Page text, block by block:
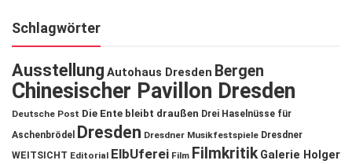
Schlagwörter
Ausstellung Autohaus Dresden Bergen
Chinesischer Pavillon Dresden
Deutsche Post Die Ente bleibt draußen Drei Haselnüsse für
Aschenbrödel
Dresden Dresdner Musikfestspiele Dresdner
WEITSICHT Editorial ElbUferei Film Filmkritik Galerie Holger